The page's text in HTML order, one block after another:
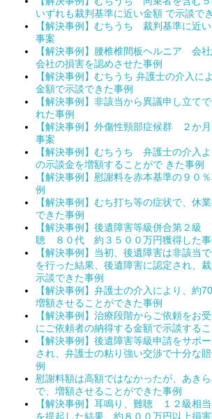
いずれも裁判基準に近い金額 で示談で
【解決事例】むちうち 裁判基準に近
事案
【解決事例】腰椎椎間板ヘルニア 会
会社の損害を認めさせた事例
【解決事例】むちうち 弁護士の介入に
金額で示談できた事例
【解決事例】非該当から異議申し立て
れた事例
【解決事例】外傷性頸部症候群 ２か
事案
【解決事例】むちうち 弁護士の介入
の示談金を増額することがで きた事例
【解決事例】慰謝料を赤本基準の９０
例
【解決事例】むち打ち等の症状で、休
できた事例
【解決事例】後遺障害等級併合第２
聴 ８０代 約３５００万円獲得した事
【解決事例】当初、後遺障害は非該当
を行った結果、後遺障害に認定され、
示談できた事例
【解決事例】弁護士の介入により、約
増額させることができた事例
【解決事例】治療段階からご依頼をお
にご依頼者の納得する金額で示談する
【解決事例】後遺障害等級申請をサポ
され、弁護士の粘り強い交渉で十分な
例
慰謝料額は高額ではなかったが、あき
で、増額させることができた事例
【解決事例】耳鳴り、難聴 １２級
を提起した結果、約８００万円以上損